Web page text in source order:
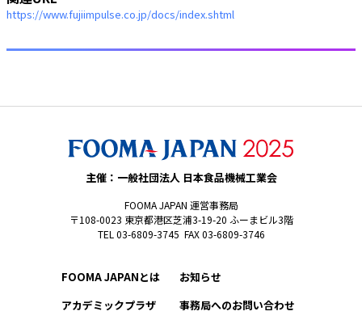
https://www.fujiimpulse.co.jp/docs/index.shtml
主催：一般社団法人 日本食品機械工業会
FOOMA JAPAN 運営事務局
〒108-0023 東京都港区芝浦3-19-20 ふーまビル3階
TEL 03-6809-3745 FAX 03-6809-3746
FOOMA JAPANとは
アカデミックプラザ
お知らせ
事務局へのお問い合わせ